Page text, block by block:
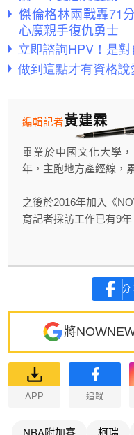
傑倫格林兩戰轟71
心魔親手復仇勇士
黃建霖
編輯記者
畢業於中國文化大學
年，主跑地方產經線，
之後於2016年加入《
育記者採訪工作已有9
分
將
APP 追蹤
NBA附加賽 柯瑞